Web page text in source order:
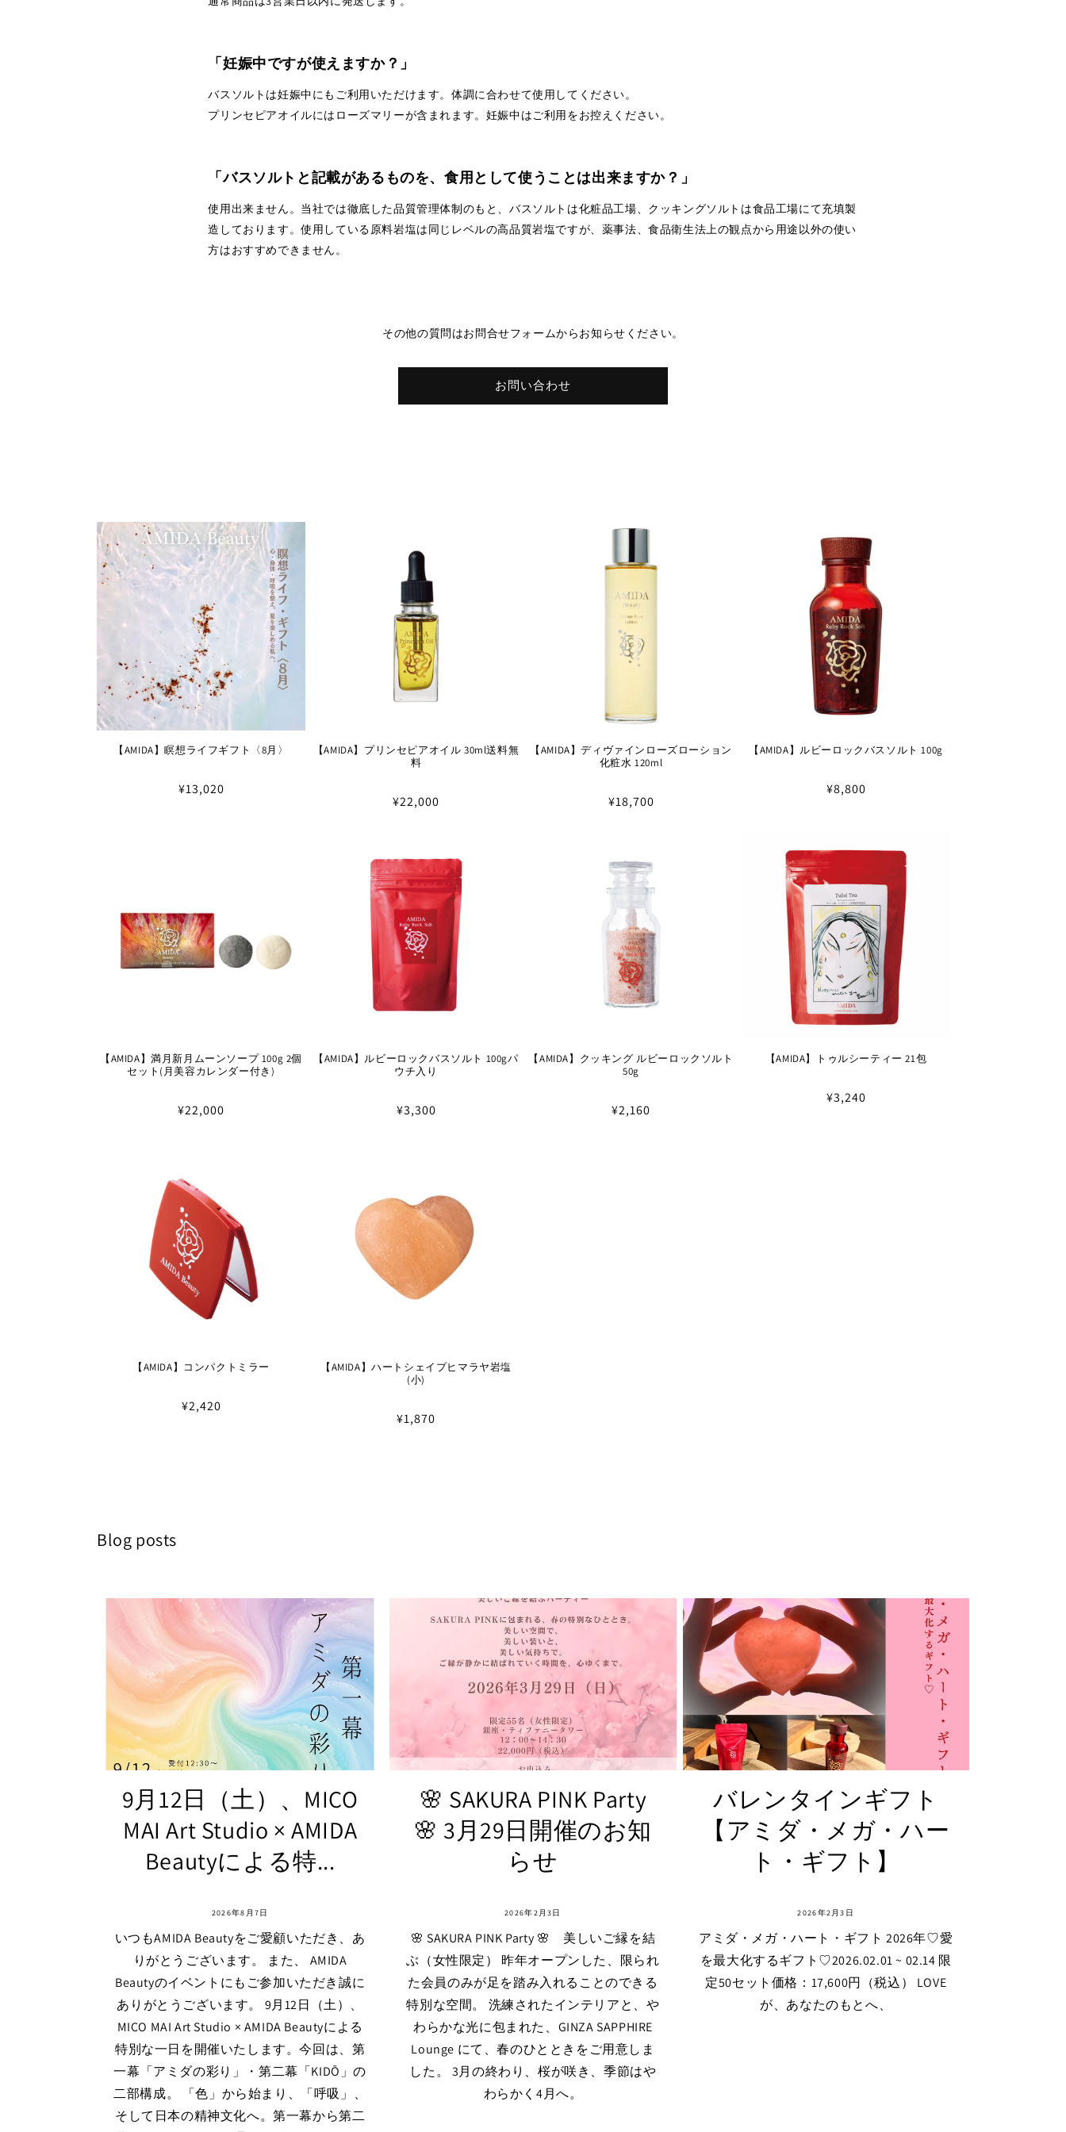
「妊娠中ですが使えますか？」
バスソルトは妊娠中にもご利用いただけます。体調に合わせて使用してください。
プリンセピアオイルにはローズマリーが含まれます。妊娠中はご利用をお控えください。
「バスソルトと記載があるものを、食用として使うことは出来ますか？」
使用出来ません。当社では徹底した品質管理体制のもと、バスソルトは化粧品工場、クッキングソルトは食品工場にて充填製
造しております。使用している原料岩塩は同じレベルの高品質岩塩ですが、薬事法、食品衛生法上の観点から用途以外の使い
方はおすすめできません。
その他の質問はお問合せフォームからお知らせください。
お問い合わせ
【AMIDA】瞑想ライフギフト〈8月〉
通
¥13,020
【AMIDA】プリンセピアオイル 30ml送料無
料
通
¥22,000
【AMIDA】ディヴァインローズローション
化粧水 120ml
通
¥18,700
【AMIDA】ルビーロックバスソルト 100g
通
¥8,800
【AMIDA】満月新月ムーンソープ 100g 2個
セット(月美容カレンダー付き)
通
¥22,000
【AMIDA】ルビーロックバスソルト 100gパ
ウチ入り
通
¥3,300
【AMIDA】クッキング ルビーロックソルト
50g
通
¥2,160
【AMIDA】トゥルシーティー 21包
通
¥3,240
【AMIDA】コンパクトミラー
通
¥2,420
【AMIDA】ハートシェイプヒマラヤ岩塩
(小)
通
¥1,870
Blog posts
9月12日（土）、MICO
MAI Art Studio × AMIDA
Beautyによる特...
2026年8月7日
いつもAMIDA Beautyをご愛顧いただき、あ
りがとうございます。 また、 AMIDA
Beautyのイベントにもご参加いただき誠に
ありがとうございます。 9月12日（土）、
MICO MAI Art Studio × AMIDA Beautyによる
特別な一日を開催いたします。今回は、第
一幕「アミダの彩り」・第二幕「KIDŌ」の
二部構成。 「色」から始まり、「呼吸」、
そして日本の精神文化へ。第一幕から第二
🌸 SAKURA PINK Party
🌸 3月29日開催のお知
らせ
2026年2月3日
🌸 SAKURA PINK Party 🌸 美しいご縁を結
ぶ（女性限定） 昨年オープンした、限られ
た会員のみが足を踏み入れることのできる
特別な空間。 洗練されたインテリアと、や
わらかな光に包まれた、GINZA SAPPHIRE
Lounge にて、春のひとときをご用意しま
した。 3月の終わり、桜が咲き、季節はや
わらかく4月へ。
バレンタインギフト
【アミダ・メガ・ハー
ト・ギフト】
2026年2月3日
アミダ・メガ・ハート・ギフト 2026年♡愛
を最大化するギフト♡2026.02.01 ~ 02.14 限
定50セット価格：17,600円（税込） LOVE
が、あなたのもとへ、